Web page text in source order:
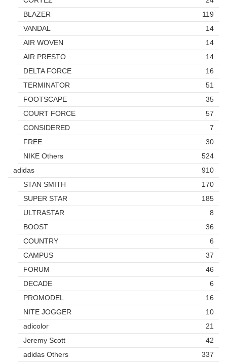
BLAZER
119
VANDAL
14
AIR WOVEN
14
AIR PRESTO
14
DELTA FORCE
16
TERMINATOR
51
FOOTSCAPE
35
COURT FORCE
57
CONSIDERED
7
FREE
30
NIKE Others
524
adidas
910
STAN SMITH
170
SUPER STAR
185
ULTRASTAR
8
BOOST
36
COUNTRY
6
CAMPUS
37
FORUM
46
DECADE
6
PROMODEL
16
NITE JOGGER
10
adicolor
21
Jeremy Scott
42
adidas Others
337